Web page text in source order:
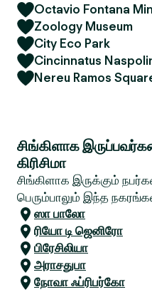
Octavio Fontana
Zoology Museum
City Eco Park
Cincinnatus
Nereu Ramos
சிங்கிளாக
கிரிசிமா
சிங்கிளாக இருக்கும்
பெரும்பாலும் இந்த
ஸா பாலோ
ரியோ டி ஜெனிரோ
பிரேசிலியா
அராசதுபா
நோவா ஃப்ரிபர்கோ